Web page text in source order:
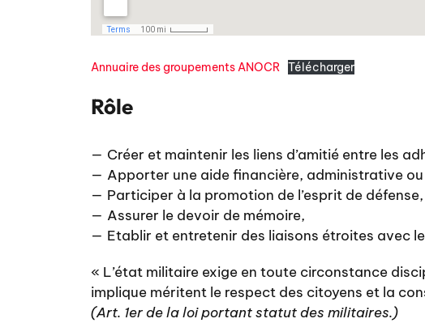
Annuaire des groupements ANOCR Télécharger
Rôle
Créer et maintenir les liens d’amitié entre les
Apporter une aide financière, administrative
Participer à la promotion de l’esprit de défense,
Assurer le devoir de mémoire,
Etablir et entretenir des liaisons étroites avec
« L’état militaire exige en toute circonstance
implique méritent le respect des citoyens et la
(Art. 1er de la loi portant statut des militaires.)